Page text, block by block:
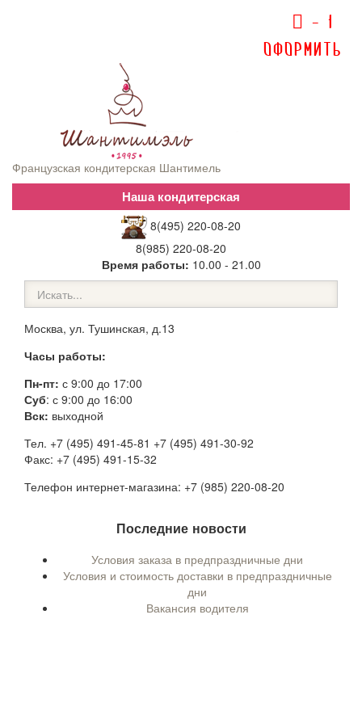
- 1
Оформить
Французская кондитерская Шантимель
8(495) 220-08-20
8(985) 220-08-20
Время работы: 10.00 - 21.00
Москва, ул. Тушинская, д.13
Часы работы:
Пн-пт: с 9:00 до 17:00
Суб: с 9:00 до 16:00
Вск: выходной
Тел. +7 (495) 491-45-81 +7 (495) 491-30-92
Факс: +7 (495) 491-15-32
Телефон интернет-магазина: +7 (985) 220-08-20
Последние новости
Условия заказа в предпраздничные дни
Условия и стоимость доставки в предпраздничные
дни
Вакансия водителя